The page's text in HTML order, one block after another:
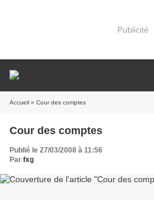
Publicité
Accueil » Cour des comptes
Cour des comptes
Publié le 27/03/2008 à 11:56
Par fxg